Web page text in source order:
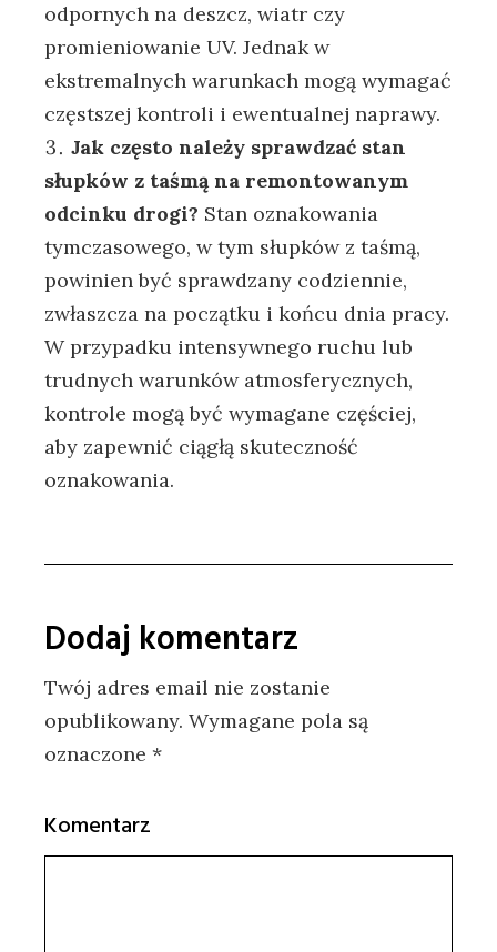
odpornych na deszcz, wiatr czy
promieniowanie UV. Jednak w
ekstremalnych warunkach mogą wymagać
częstszej kontroli i ewentualnej naprawy.
Jak często należy sprawdzać stan
słupków z taśmą na remontowanym
odcinku drogi? Stan oznakowania
tymczasowego, w tym słupków z taśmą,
powinien być sprawdzany codziennie,
zwłaszcza na początku i końcu dnia pracy.
W przypadku intensywnego ruchu lub
trudnych warunków atmosferycznych,
kontrole mogą być wymagane częściej,
aby zapewnić ciągłą skuteczność
oznakowania.
Dodaj komentarz
Twój adres email nie zostanie
opublikowany. Wymagane pola są
oznaczone*
Komentarz